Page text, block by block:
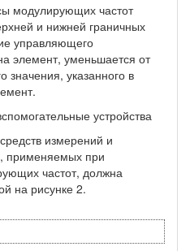
модулирующих частот
и нижней граничных
управляющего
элемент, уменьшается от
значения, указанного в
устройства
измерений и
применяемых при
частот, должна
на рисунке 2.